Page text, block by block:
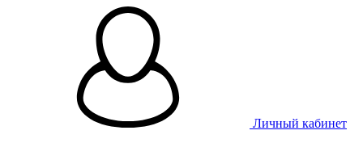
Личный кабинет